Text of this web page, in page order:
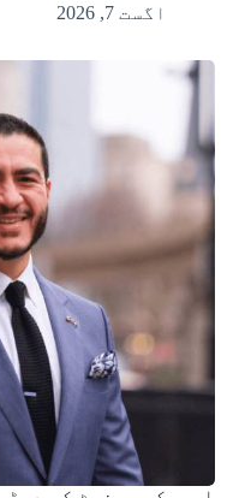
اگست 7, 2026